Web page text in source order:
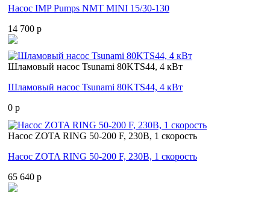
Насос IMP Pumps NMT MINI 15/30-130
14 700 p
Шламовый насос Tsunami 80KTS44, 4 кВт
Шламовый насос Tsunami 80KTS44, 4 кВт
0 p
Насос ZOTA RING 50-200 F, 230В, 1 скорость
Насос ZOTA RING 50-200 F, 230В, 1 скорость
65 640 p